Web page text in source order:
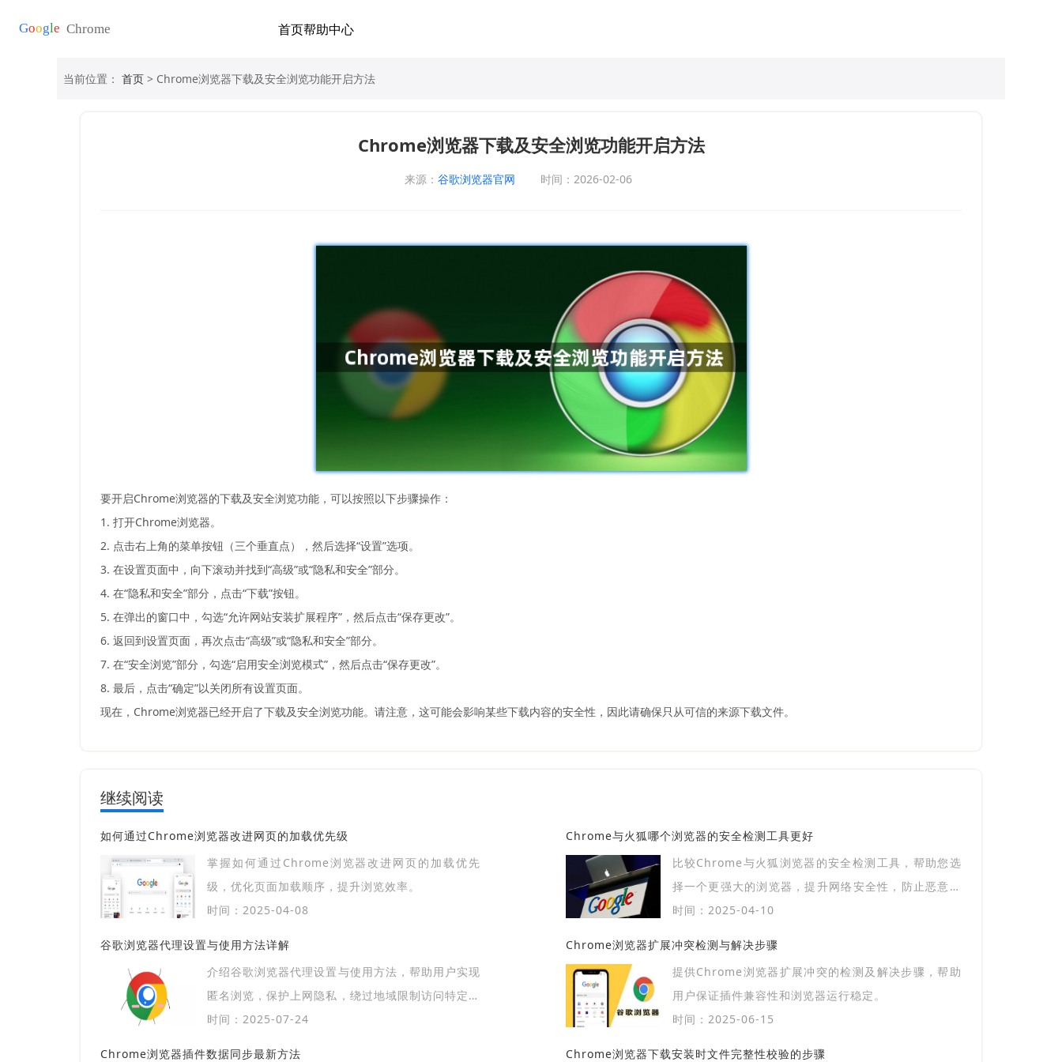
首页帮助中心
当前位置： 首页 > Chrome浏览器下载及安全浏览功能开启方法
Chrome浏览器下载及安全浏览功能开启方法
来源： 谷歌浏览器官网 时间：2026-02-06
要开启Chrome浏览器的下载及安全浏览功能，可以按照以下步骤操作：
1. 打开Chrome浏览器。
2. 点击右上角的菜单按钮（三个垂直点），然后选择“设置”选项。
3. 在设置页面中，向下滚动并找到“高级”或“隐私和安全”部分。
4. 在“隐私和安全”部分，点击“下载”按钮。
5. 在弹出的窗口中，勾选“允许网站安装扩展程序”，然后点击“保存更改”。
6. 返回到设置页面，再次点击“高级”或“隐私和安全”部分。
7. 在“安全浏览”部分，勾选“启用安全浏览模式”，然后点击“保存更改”。
8. 最后，点击“确定”以关闭所有设置页面。
现在，Chrome浏览器已经开启了下载及安全浏览功能。请注意，这可能会影响某些下载内容的安全性，因此请确保只从可信的来源下载文件。
继续阅读
如何通过Chrome浏览器改进网页的加载优先级
掌握如何通过Chrome浏览器改进网页的加载优先
级，优化页面加载顺序，提升浏览效率。
时间：2025-04-08
Chrome与火狐哪个浏览器的安全检测工具更好
比较Chrome与火狐浏览器的安全检测工具，帮助您选
择一个更强大的浏览器，提升网络安全性，防止恶意网
站与网络威胁。
时间：2025-04-10
谷歌浏览器代理设置与使用方法详解
介绍谷歌浏览器代理设置与使用方法，帮助用户实现
匿名浏览，保护上网隐私，绕过地域限制访问特定网
站。
时间：2025-07-24
Chrome浏览器扩展冲突检测与解决步骤
提供Chrome浏览器扩展冲突的检测及解决步骤，帮助
用户保证插件兼容性和浏览器运行稳定。
时间：2025-06-15
Chrome浏览器插件数据同步最新方法 Chrome浏览器下载安装时文件完整性校验的步骤